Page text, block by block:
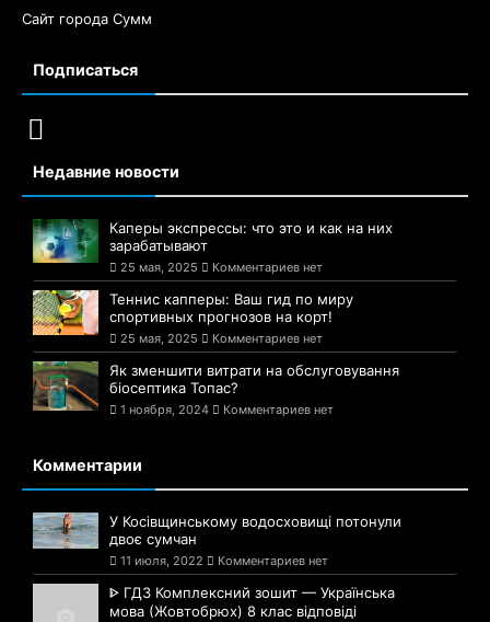
Сайт города Сумм
Подписаться
Недавние новости
Каперы экспрессы: что это и как на них
зарабатывают
25 мая, 2025 Комментариев нет
Теннис капперы: Ваш гид по миру
спортивных прогнозов на корт!
25 мая, 2025 Комментариев нет
Як зменшити витрати на обслуговування
біосептика Топас?
1 ноября, 2024 Комментариев нет
Комментарии
У Косівщинському водосховищі потонули
двоє сумчан
11 июля, 2022 Комментариев нет
ᐈ ГДЗ Комплексний зошит — Українська
мова (Жовтобрюх) 8 клас відповіді